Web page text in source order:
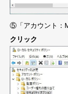
⑤「アカウント：
クリック